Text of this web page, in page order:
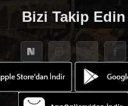
Bizi Takip Edin